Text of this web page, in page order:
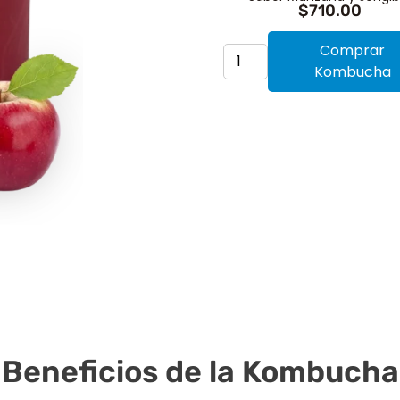
$710.00
Comprar
Kombucha
Beneficios de la Kombucha